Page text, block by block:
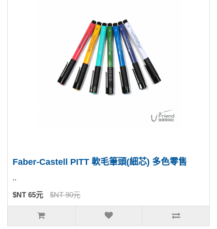
Faber-Castell PITT 軟毛筆頭(細芯) 多色零售
..
$NT 65元 $NT 90元